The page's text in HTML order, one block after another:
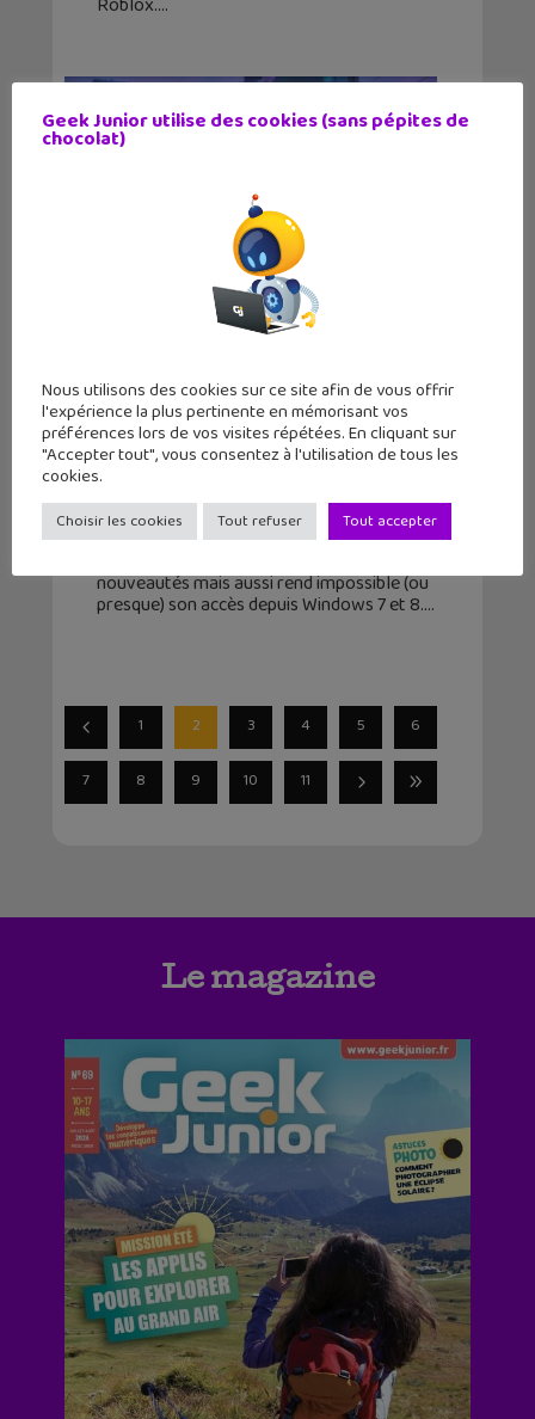
Fortnite chapitre 4 saison 2, une
mise à jour qui dit adieu à Windows
7 et 8
13 mars 2023
La dernière mise à jour de Fortnite
nouveautés mais aussi rend impossible (ou
presque) son accès depuis Windows 7 et 8.
1 2 3 4 5 6
7 8 9 10 11
Le magazine
Geek Junior utilise des cookies (sans pépites de
chocolat)
Nous utilisons des cookies sur ce site afin de vous offrir
l'expérience la plus pertinente en mémorisant vos
préférences lors de vos visites répétées. En cliquant sur
"Accepter tout", vous consentez à l'utilisation de tous les
cookies.
Choisir les cookies Tout refuser Tout accepter